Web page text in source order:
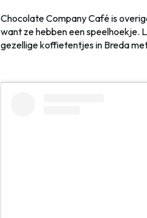
Chocolate Company Café is
want ze hebben een speelhoekje.
gezellige koffietentjes in Breda